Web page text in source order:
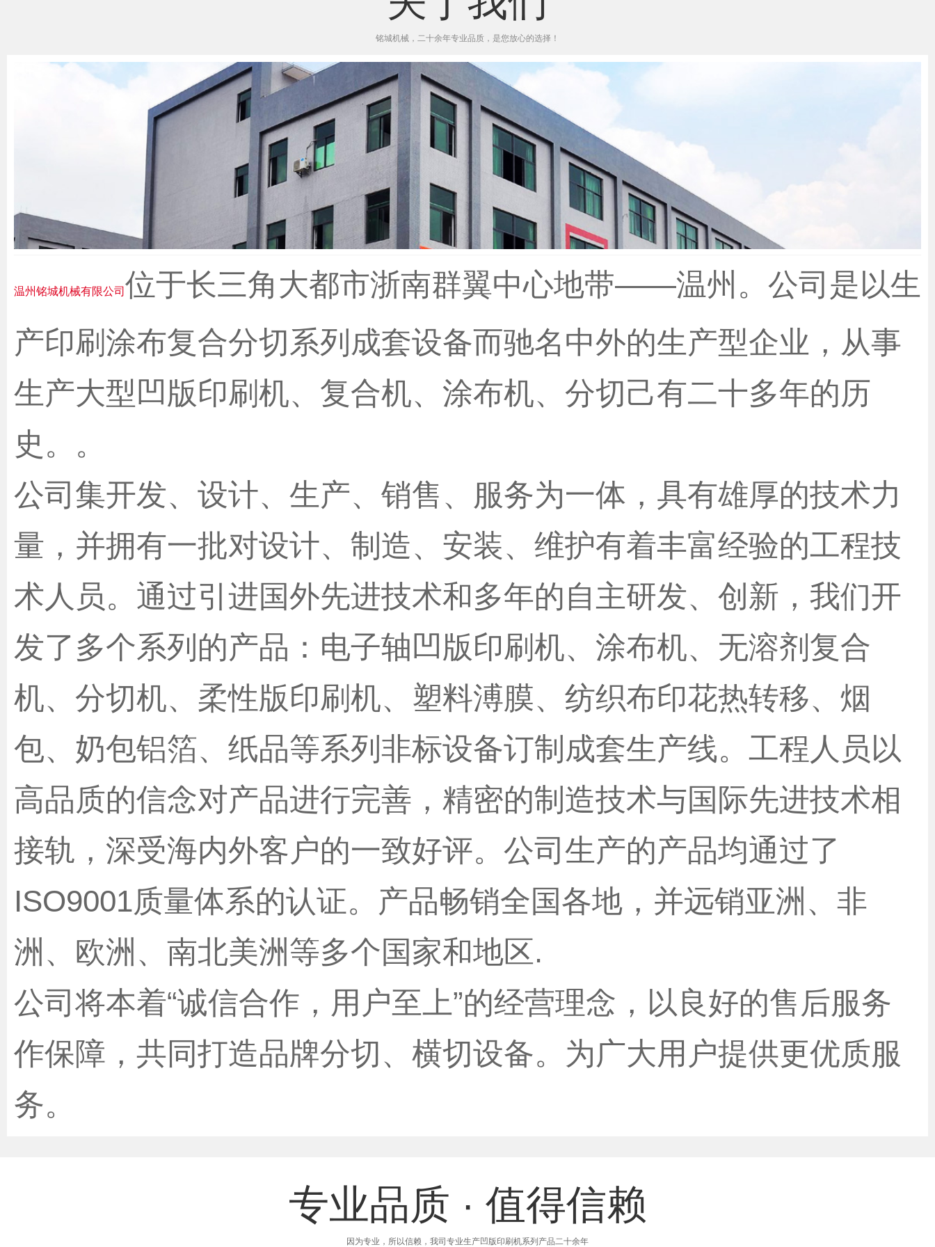
铭城机械，二十余年专业品质，是您放心的选择！
温州铭城机械有限公司 位于长三角大都市浙南群翼中心地带——温州。公司是以生
产印刷涂布复合分切系列成套设备而驰名中外的生产型企业，从事
生产大型凹版印刷机、复合机、涂布机、分切己有二十多年的历
史。。
公司集开发、设计、生产、销售、服务为一体，具有雄厚的技术力
量，并拥有一批对设计、制造、安装、维护有着丰富经验的工程技
术人员。通过引进国外先进技术和多年的自主研发、创新，我们开
发了多个系列的产品：电子轴凹版印刷机、涂布机、无溶剂复合
机、分切机、柔性版印刷机、塑料溥膜、纺织布印花热转移、烟
包、奶包铝箔、纸品等系列非标设备订制成套生产线。工程人员以
高品质的信念对产品进行完善，精密的制造技术与国际先进技术相
接轨，深受海内外客户的一致好评。公司生产的产品均通过了
ISO9001质量体系的认证。产品畅销全国各地，并远销亚洲、非
洲、欧洲、南北美洲等多个国家和地区.
公司将本着“诚信合作，用户至上”的经营理念，以良好的售后服务
作保障，共同打造品牌分切、横切设备。为广大用户提供更优质服
务。
专业品质 · 值得信赖
因为专业，所以信赖，我司专业生产凹版印刷机系列产品二十余年